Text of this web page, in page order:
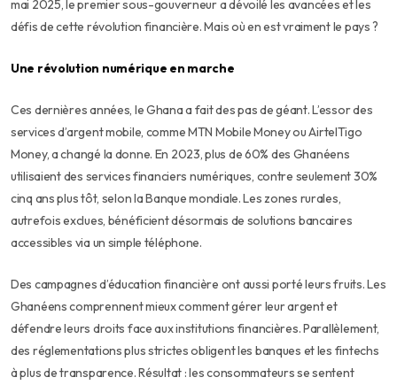
mai 2025, le premier sous-gouverneur a dévoilé les avancées et les
défis de cette révolution financière. Mais où en est vraiment le pays ?
Une révolution numérique en marche
Ces dernières années, le Ghana a fait des pas de géant. L’essor des
services d’argent mobile, comme MTN Mobile Money ou AirtelTigo
Money, a changé la donne. En 2023, plus de 60% des Ghanéens
utilisaient des services financiers numériques, contre seulement 30%
cinq ans plus tôt, selon la Banque mondiale. Les zones rurales,
autrefois exclues, bénéficient désormais de solutions bancaires
accessibles via un simple téléphone.
Des campagnes d’éducation financière ont aussi porté leurs fruits. Les
Ghanéens comprennent mieux comment gérer leur argent et
défendre leurs droits face aux institutions financières. Parallèlement,
des réglementations plus strictes obligent les banques et les fintechs
à plus de transparence. Résultat : les consommateurs se sentent